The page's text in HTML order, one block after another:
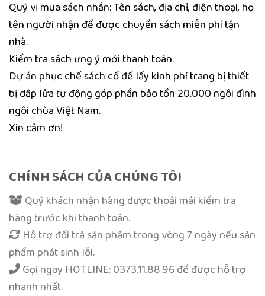
Quý vị mua sách nhắn: Tên sách, địa chỉ, điện thoại, họ
tên người nhận để được chuyển sách miễn phí tận
nhà.
Kiểm tra sách ưng ý mới thanh toán.
Dự án phục chế sách cổ để lấy kinh phí trang bị thiết
bị dập lửa tự động góp phần bảo tồn 20.000 ngôi đình
ngôi chùa Việt Nam.
Xin cảm ơn!
CHÍNH SÁCH CỦA CHÚNG TÔI
Quý khách nhận hàng được thoải mái kiểm tra
hàng trước khi thanh toán.
Hỗ trợ đổi trả sản phẩm trong vòng 7 ngày nếu sản
phẩm phát sinh lỗi.
Gọi ngay HOTLINE: 0373.11.88.96để được hỗ trợ
nhanh nhất.